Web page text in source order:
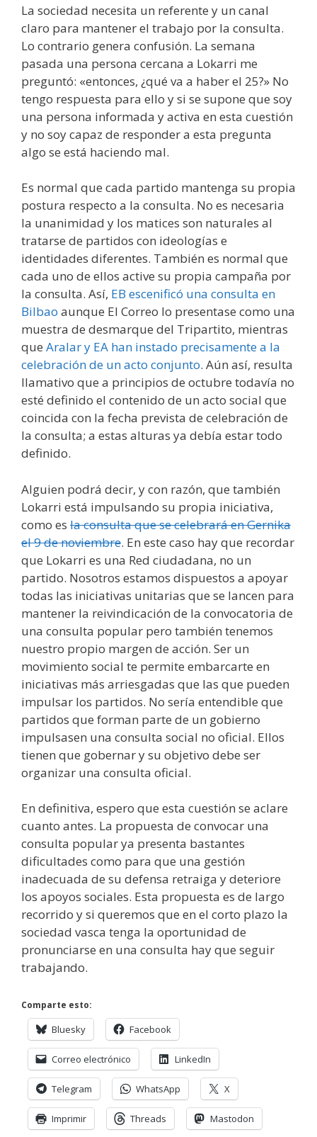
La sociedad necesita un referente y un canal
claro para mantener el trabajo por la consulta.
Lo contrario genera confusión. La semana
pasada una persona cercana a Lokarri me
preguntó: «entonces, ¿qué va a haber el 25?» No
tengo respuesta para ello y si se supone que soy
una persona informada y activa en esta cuestión
y no soy capaz de responder a esta pregunta
algo se está haciendo mal.
Es normal que cada partido mantenga su propia
postura respecto a la consulta. No es necesaria
la unanimidad y los matices son naturales al
tratarse de partidos con ideologías e
identidades diferentes. También es normal que
cada uno de ellos active su propia campaña por
la consulta. Así, EB escenificó una consulta en
Bilbao aunque El Correo lo presentase como una
muestra de desmarque del Tripartito, mientras
que Aralar y EA han instado precisamente a la
celebración de un acto conjunto. Aún así, resulta
llamativo que a principios de octubre todavía no
esté definido el contenido de un acto social que
coincida con la fecha prevista de celebración de
la consulta; a estas alturas ya debía estar todo
definido.
Alguien podrá decir, y con razón, que también
Lokarri está impulsando su propia iniciativa,
como es la consulta que se celebrará en Gernika
el 9 de noviembre. En este caso hay que recordar
que Lokarri es una Red ciudadana, no un
partido. Nosotros estamos dispuestos a apoyar
todas las iniciativas unitarias que se lancen para
mantener la reivindicación de la convocatoria de
una consulta popular pero también tenemos
nuestro propio margen de acción. Ser un
movimiento social te permite embarcarte en
iniciativas más arriesgadas que las que pueden
impulsar los partidos. No sería entendible que
partidos que forman parte de un gobierno
impulsasen una consulta social no oficial. Ellos
tienen que gobernar y su objetivo debe ser
organizar una consulta oficial.
En definitiva, espero que esta cuestión se aclare
cuanto antes. La propuesta de convocar una
consulta popular ya presenta bastantes
dificultades como para que una gestión
inadecuada de su defensa retraiga y deteriore
los apoyos sociales. Esta propuesta es de largo
recorrido y si queremos que en el corto plazo la
sociedad vasca tenga la oportunidad de
pronunciarse en una consulta hay que seguir
trabajando.
Comparte esto:
Bluesky Facebook
Correo electrónico LinkedIn
Telegram WhatsApp X
Imprimir Threads Mastodon